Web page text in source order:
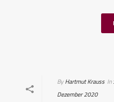
ByHartmut Krauss In
Dezember 2020